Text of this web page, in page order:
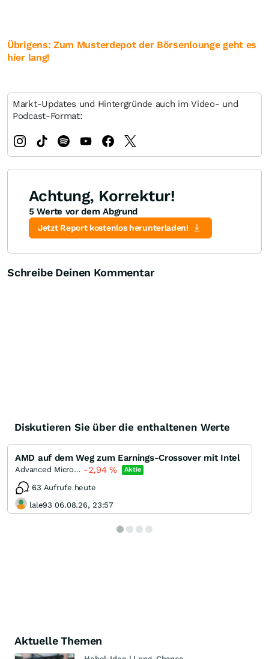
Übrigens: Zum Musterdepot der Börsenlounge geht es
hier lang!
Markt-Updates und Hintergründe auch im Video- und
Podcast-Format:
Achtung, Korrektur!
5 Werte vor dem Abgrund
Jetzt Report kostenlos herunterladen!
Schreibe Deinen Kommentar
Diskutieren Sie über die enthaltenen Werte
AMD auf dem Weg zum Earnings-Crossover mit Intel
Advanced Micro Devices -2,94% Aktie
63 Aufrufe heute
lale93 06.08.26, 23:57
Aktuelle Themen